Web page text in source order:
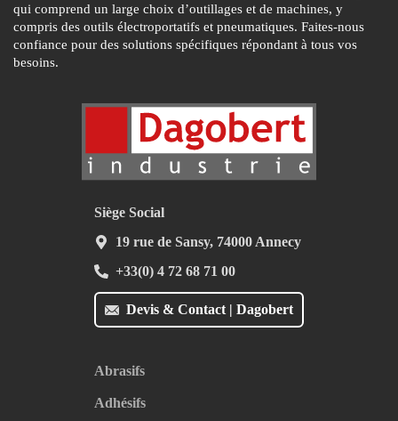
qui comprend un large choix d’outillages et de machines, y
compris des outils électroportatifs et pneumatiques. Faites-nous
confiance pour des solutions spécifiques répondant à tous vos
besoins.
Devis & Contact | Dagobert
Siège Social
19 rue de Sansy, 74000 Annecy
+33(0) 4 72 68 71 00
Abrasifs
Adhésifs